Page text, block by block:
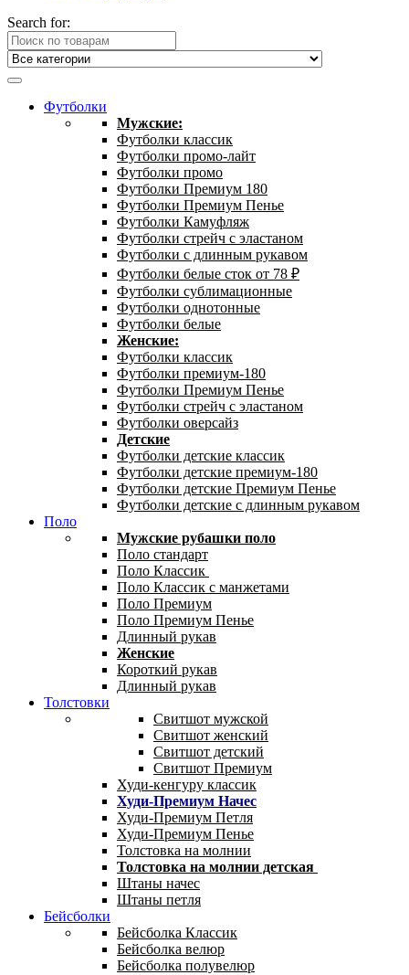
Search for:
Футболки
Мужские:
Футболки классик
Футболки промо-лайт
Футболки промо
Футболки Премиум 180
Футболки Премиум Пенье
Футболки Камуфляж
Футболки стрейч с эластаном
Футболки с длинным рукавом
Футболки белые сток от 78 ₽
Футболки сублимационные
Футболки однотонные
Футболки белые
Женские:
Футболки классик
Футболки премиум-180
Футболки Премиум Пенье
Футболки стрейч с эластаном
Футболки оверсайз
Детские
Футболки детские классик
Футболки детские премиум-180
Футболки детские Премиум Пенье
Футболки детские с длинным рукавом
Поло
Мужские рубашки поло
Поло стандарт
Поло Классик
Поло Классик с манжетами
Поло Премиум
Поло Премиум Пенье
Длинный рукав
Женские
Короткий рукав
Длинный рукав
Толстовки
Свитшот мужской
Свитшот женский
Свитшот детский
Свитшот Премиум
Худи-кенгуру классик
Худи-Премиум Начес
Худи-Премиум Петля
Худи-Премиум Пенье
Толстовка на молнии
Толстовка на молнии детская
Штаны начес
Штаны петля
Бейсболки
Бейсболка Классик
Бейсболка велюр
Бейсболка полувелюр